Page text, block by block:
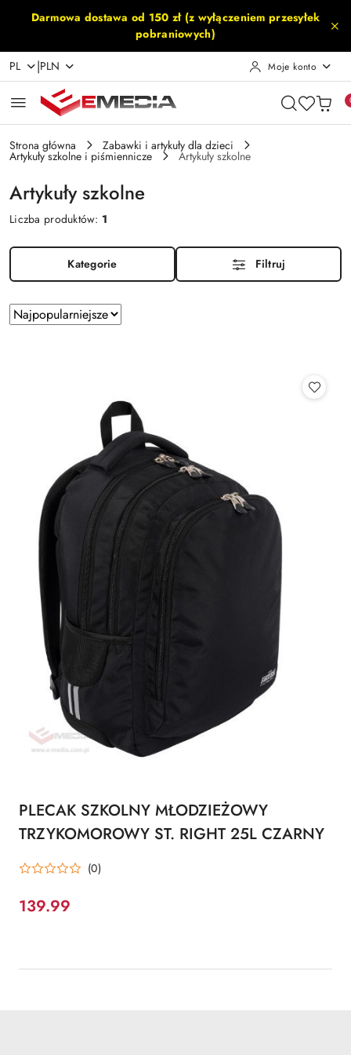
Przejdź do treści głównej
Przejdź do wyszukiwarki
Przejdź do moje konto
Przejdź do menu głównego
Przejdź do stopki
Darmowa dostawa od 150 zł (z wyłączeniem przesyłek
pobraniowych)
PL |PLN Moje konto
Strona główna Zabawki i artykuły dla dzieci
Artykuły szkolne i piśmiennicze Artykuły szkolne
Artykuły szkolne
Liczba produktów: 1
Kategorie Filtruj
Zastosowano
sortowanie:
Sortuj
według
PLECAK SZKOLNY MŁODZIEŻOWY
TRZYKOMOROWY ST. RIGHT 25L CZARNY
(0)
Cena:
139.99